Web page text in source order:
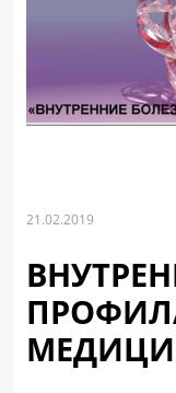
21.02.2019